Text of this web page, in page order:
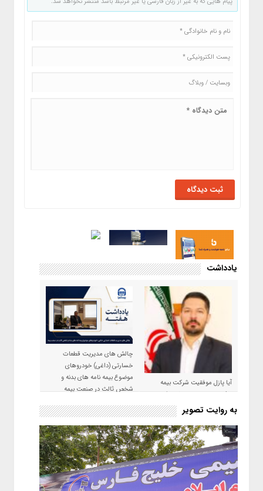
یادداشت
آیا پازل موفقیت شرکت بیمه
حکمت صبا در سال ۱۴۰۵ کامل می
شود؟!
چالش های مدیریت قطعات
خسارتی (داغی) خودروهای
موضوع بیمه نامه های بدنه و
شخص ثالث در صنعت بیمه
به روایت تصویر